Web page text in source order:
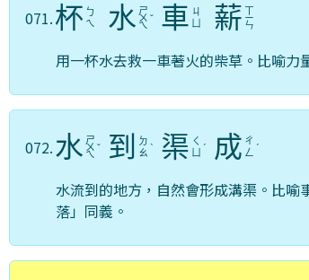
071.杯 ㄅ
ㄟ
水 ㄕ
ㄨ
ㄟ
ˇ 車 ㄐ
薪 ㄒ
ㄧ
ㄣ
用一杯水去救一車著火的柴草。比喻力
072.水 ㄕ
ㄨ
ㄟ
ˇ 到
ㄉ
ㄠ ˋ 渠 ㄑ
ˊ 成 ㄔ
ㄥ ˊ
水流到的地方，自然會形成溝渠。比
落」同義。